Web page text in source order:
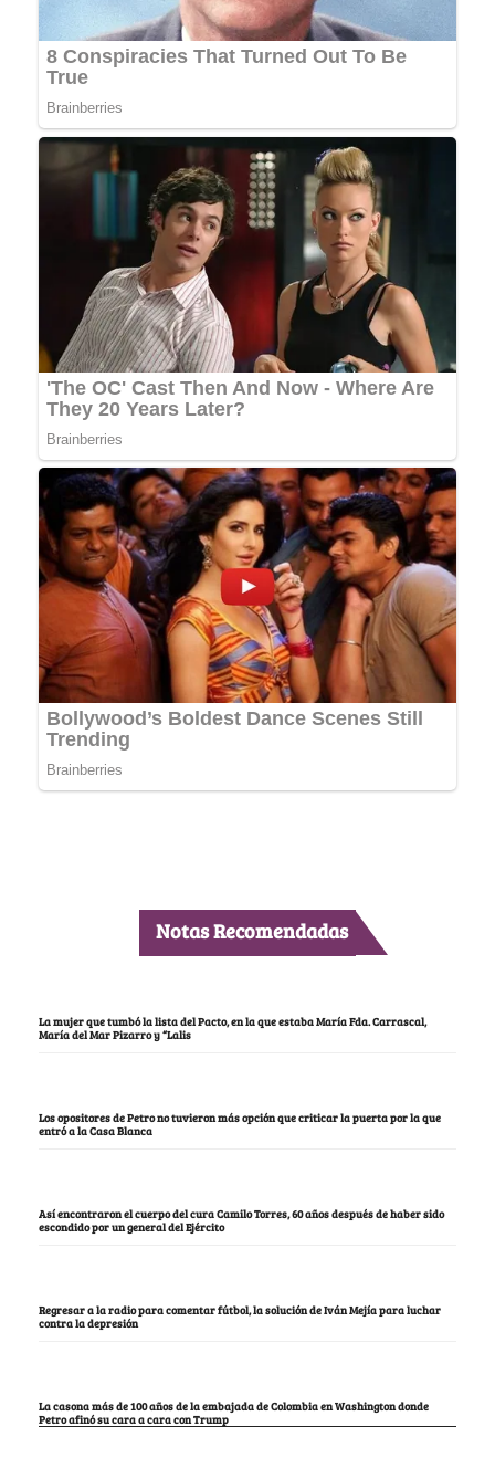
Notas Recomendadas
La mujer que tumbó la lista del Pacto, en la que estaba María Fda. Carrascal,
María del Mar Pizarro y “Lalis
Los opositores de Petro no tuvieron más opción que criticar la puerta por la que
entró a la Casa Blanca
Así encontraron el cuerpo del cura Camilo Torres, 60 años después de haber sido
escondido por un general del Ejército
Regresar a la radio para comentar fútbol, la solución de Iván Mejía para luchar
contra la depresión
La casona más de 100 años de la embajada de Colombia en Washington donde
Petro afinó su cara a cara con Trump